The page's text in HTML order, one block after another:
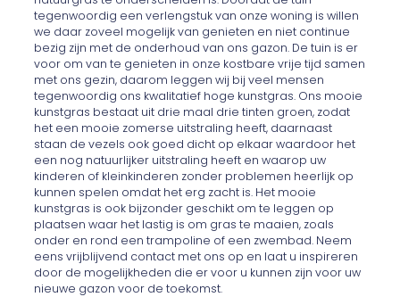
tegenwoordig een verlengstuk van onze woning is willen
we daar zoveel mogelijk van genieten en niet continue
bezig zijn met de onderhoud van ons gazon. De tuin is er
voor om van te genieten in onze kostbare vrije tijd samen
met ons gezin, daarom leggen wij bij veel mensen
tegenwoordig ons kwalitatief hoge kunstgras. Ons mooie
kunstgras bestaat uit drie maal drie tinten groen, zodat
het een mooie zomerse uitstraling heeft, daarnaast
staan de vezels ook goed dicht op elkaar waardoor het
een nog natuurlijker uitstraling heeft en waarop uw
kinderen of kleinkinderen zonder problemen heerlijk op
kunnen spelen omdat het erg zacht is. Het mooie
kunstgras is ook bijzonder geschikt om te leggen op
plaatsen waar het lastig is om gras te maaien, zoals
onder en rond een trampoline of een zwembad. Neem
eens vrijblijvend contact met ons op en laat u inspireren
door de mogelijkheden die er voor u kunnen zijn voor uw
nieuwe gazon voor de toekomst.